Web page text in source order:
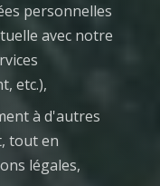
personnelles
avec notre
etc.),
à d'autres
tout en
légales,